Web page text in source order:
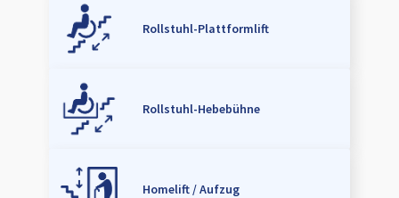
Rollstuhl-Plattformlift
Rollstuhl-Hebebühne
Homelift / Aufzug